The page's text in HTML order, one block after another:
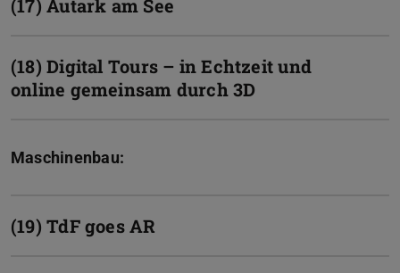
(17) Autark am See
(18) Digital Tours – in Echtzeit und
online gemeinsam durch 3D
Maschinenbau:
(19) TdF goes AR